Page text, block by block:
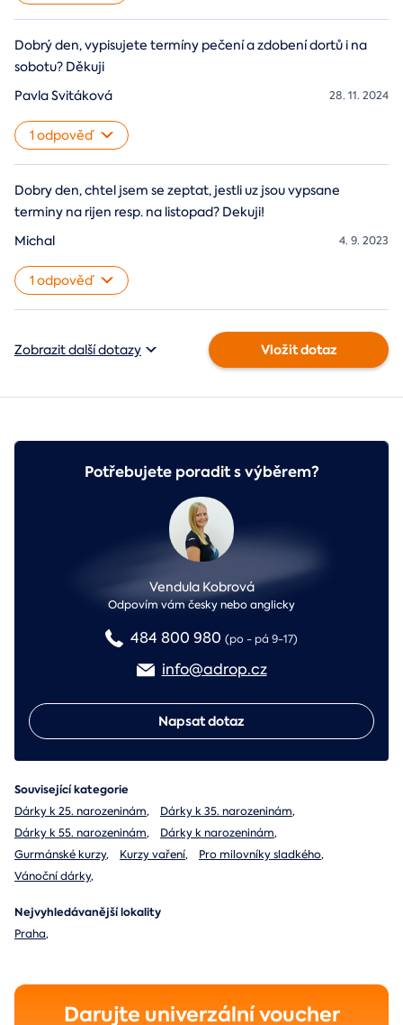
Dobrý den, vypisujete termíny pečení a zdobení dortů i na
sobotu? Děkuji
28. 11. 2024
Pavla Svitáková
1 odpověď
Dobry den, chtel jsem se zeptat, jestli uz jsou vypsane
terminy na rijen resp. na listopad? Dekuji!
4. 9. 2023
Michal
1 odpověď
Zobrazit další dotazy Vložit dotaz
Potřebujete poradit s výběrem?
Vendula Kobrová
Odpovím vám česky nebo anglicky
484 800 980 (po - pá 9-17)
info@adrop.cz
Napsat dotaz
Související kategorie
Dárky k 25. narozeninám, Dárky k 35. narozeninám,
Dárky k 55. narozeninám, Dárky k narozeninám,
Gurmánské kurzy, Kurzy vaření, Pro milovníky sladkého,
Vánoční dárky,
Nejvyhledávanější lokality
Praha,
Darujte univerzální voucher